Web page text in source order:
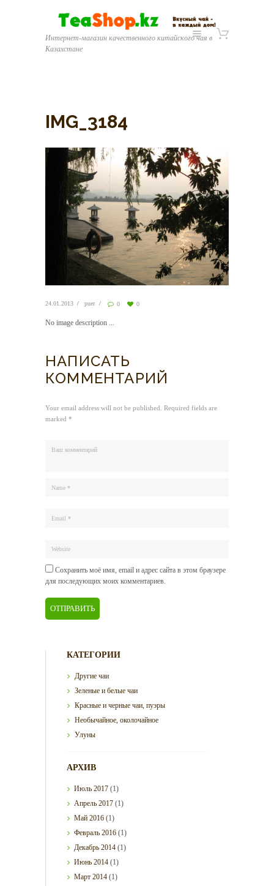
Интернет-магазин качественного китайского чая в
Казахстане
IMG_3184
24.01.2013 puer 0 0
No image description ...
НАПИСАТЬ
КОММЕНТАРИЙ
Your email address will not be published. Required fields are
marked *
Сохранить моё имя, email и адрес сайта в этом браузере
для последующих моих комментариев.
КАТЕГОРИИ
Другие чаи
Зеленые и белые чаи
Красные и черные чаи, пуэры
Необычайное, околочайное
Улуны
АРХИВ
Июль2017 (1)
Апрель2017 (1)
Май2016 (1)
Февраль2016 (1)
Декабрь2014 (1)
Июнь2014 (1)
Март2014 (1)